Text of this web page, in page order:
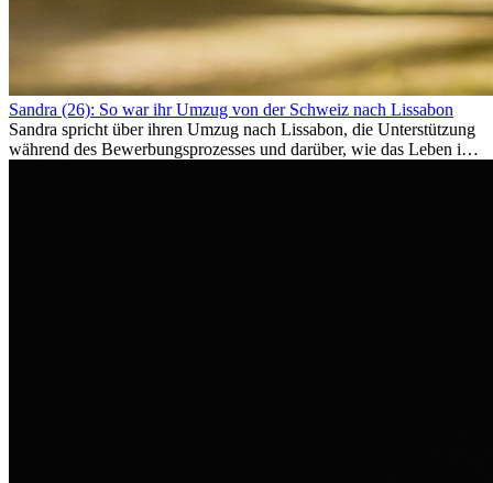
Sandra (26): So war ihr Umzug von der Schweiz nach Lissabon
Sandra spricht über ihren Umzug nach Lissabon, die Unterstützung
während des Bewerbungsprozesses und darüber, wie das Leben im